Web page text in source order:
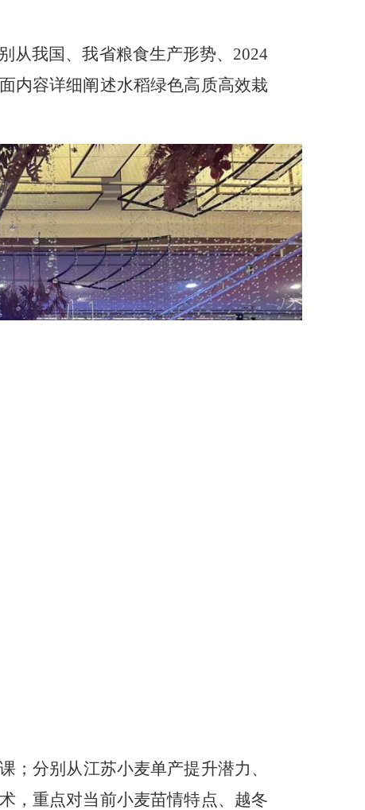
从我国、我省粮食生产形势、 2024
内容详细阐述水稻绿色高质高效栽
分别从江苏小麦单产提升潜力、
，重点对当前小麦苗情特点、越冬